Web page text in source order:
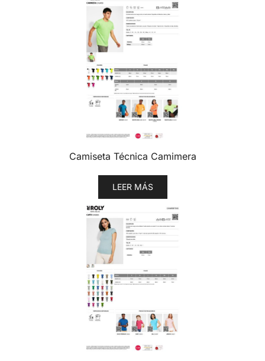
Camiseta Técnica Camimera
LEER MÁS